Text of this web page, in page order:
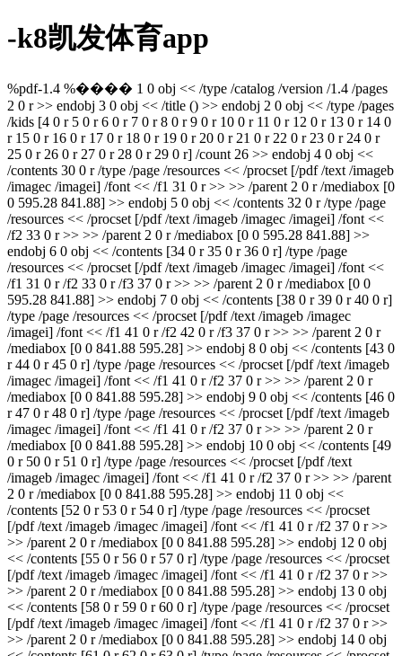
-k8凯发体育app
%pdf-1.4 %���� 1 0 obj << /type /catalog /version /1.4 /pages
2 0 r >> endobj 3 0 obj << /title () >> endobj 2 0 obj << /type /pages
/kids [4 0 r 5 0 r 6 0 r 7 0 r 8 0 r 9 0 r 10 0 r 11 0 r 12 0 r 13 0 r 14 0
r 15 0 r 16 0 r 17 0 r 18 0 r 19 0 r 20 0 r 21 0 r 22 0 r 23 0 r 24 0 r
25 0 r 26 0 r 27 0 r 28 0 r 29 0 r] /count 26 >> endobj 4 0 obj <<
/contents 30 0 r /type /page /resources << /procset [/pdf /text /imageb
/imagec /imagei] /font << /f1 31 0 r >> >> /parent 2 0 r /mediabox [0
0 595.28 841.88] >> endobj 5 0 obj << /contents 32 0 r /type /page
/resources << /procset [/pdf /text /imageb /imagec /imagei] /font <<
/f2 33 0 r >> >> /parent 2 0 r /mediabox [0 0 595.28 841.88] >>
endobj 6 0 obj << /contents [34 0 r 35 0 r 36 0 r] /type /page
/resources << /procset [/pdf /text /imageb /imagec /imagei] /font <<
/f1 31 0 r /f2 33 0 r /f3 37 0 r >> >> /parent 2 0 r /mediabox [0 0
595.28 841.88] >> endobj 7 0 obj << /contents [38 0 r 39 0 r 40 0 r]
/type /page /resources << /procset [/pdf /text /imageb /imagec
/imagei] /font << /f1 41 0 r /f2 42 0 r /f3 37 0 r >> >> /parent 2 0 r
/mediabox [0 0 841.88 595.28] >> endobj 8 0 obj << /contents [43 0
r 44 0 r 45 0 r] /type /page /resources << /procset [/pdf /text /imageb
/imagec /imagei] /font << /f1 41 0 r /f2 37 0 r >> >> /parent 2 0 r
/mediabox [0 0 841.88 595.28] >> endobj 9 0 obj << /contents [46 0
r 47 0 r 48 0 r] /type /page /resources << /procset [/pdf /text /imageb
/imagec /imagei] /font << /f1 41 0 r /f2 37 0 r >> >> /parent 2 0 r
/mediabox [0 0 841.88 595.28] >> endobj 10 0 obj << /contents [49
0 r 50 0 r 51 0 r] /type /page /resources << /procset [/pdf /text
/imageb /imagec /imagei] /font << /f1 41 0 r /f2 37 0 r >> >> /parent
2 0 r /mediabox [0 0 841.88 595.28] >> endobj 11 0 obj <<
/contents [52 0 r 53 0 r 54 0 r] /type /page /resources << /procset
[/pdf /text /imageb /imagec /imagei] /font << /f1 41 0 r /f2 37 0 r >>
>> /parent 2 0 r /mediabox [0 0 841.88 595.28] >> endobj 12 0 obj
<< /contents [55 0 r 56 0 r 57 0 r] /type /page /resources << /procset
[/pdf /text /imageb /imagec /imagei] /font << /f1 41 0 r /f2 37 0 r >>
>> /parent 2 0 r /mediabox [0 0 841.88 595.28] >> endobj 13 0 obj
<< /contents [58 0 r 59 0 r 60 0 r] /type /page /resources << /procset
[/pdf /text /imageb /imagec /imagei] /font << /f1 41 0 r /f2 37 0 r >>
>> /parent 2 0 r /mediabox [0 0 841.88 595.28] >> endobj 14 0 obj